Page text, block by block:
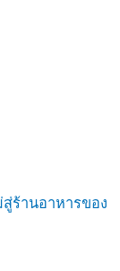
ร้านอาหารของ